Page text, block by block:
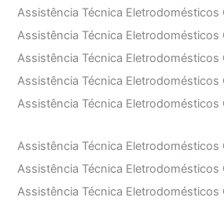
Assistência Técnica Eletrodomésticos
Assistência Técnica Eletrodomésticos
Assistência Técnica Eletrodomésticos
Assistência Técnica Eletrodomésticos
Assistência Técnica Eletrodomésticos
Assistência Técnica Eletrodomésticos
Assistência Técnica Eletrodomésticos
Assistência Técnica Eletrodomésticos